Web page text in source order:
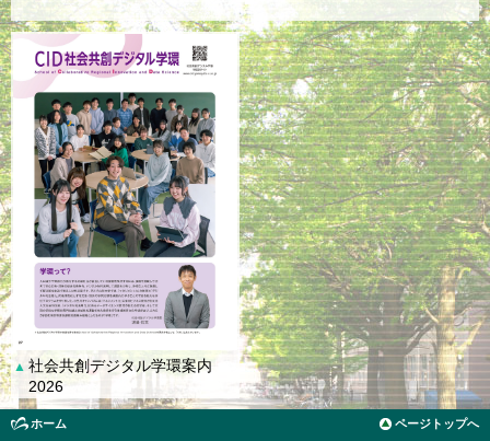
▲ 社会共創デジタル学環案内
2026
ホーム ページトップへ